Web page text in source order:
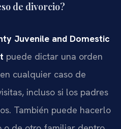
de divorcio?
Juvenile and Domestic
puede dictar una orden
cualquier caso de
incluso si los padres
También puede hacerlo